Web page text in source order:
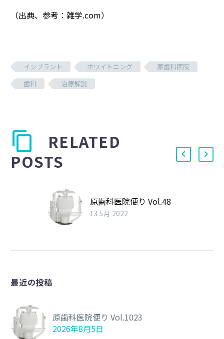
（出典、参考：雑学.com）
インプラント ホワイトニング
原歯科医院
歯科
治療解説
RELATED
POSTS
原歯科医院便り Vol.48
13 5月 2022
最近の投稿
原歯科医院便り Vol.1023
2026年8月5日